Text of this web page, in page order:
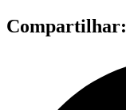
Compartilhar: